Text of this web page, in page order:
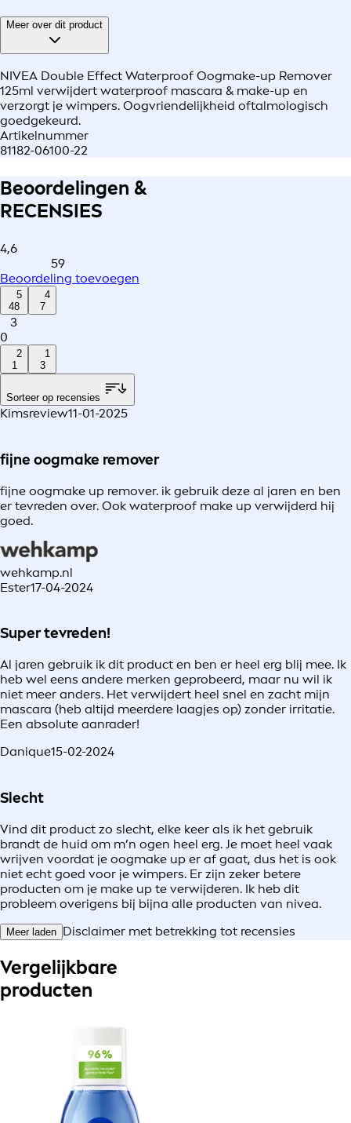
Meer over dit product
NIVEA Double Effect Waterproof Oogmake-up Remover
125ml verwijdert waterproof mascara & make-up en
verzorgt je wimpers. Oogvriendelijkheid oftalmologisch
goedgekeurd.
Artikelnummer
81182-06100-22
Beoordelingen &
RECENSIES
4,6
59
Beoordeling toevoegen
5
48
4
7
3
0
2
1
1
3
Sorteer op recensies
Kimsreview11-01-2025
fijne oogmake remover
fijne oogmake up remover. ik gebruik deze al jaren en ben
er tevreden over. Ook waterproof make up verwijderd hij
goed.
wehkamp.nl
Ester17-04-2024
Super tevreden!
Al jaren gebruik ik dit product en ben er heel erg blij mee. Ik
heb wel eens andere merken geprobeerd, maar nu wil ik
niet meer anders. Het verwijdert heel snel en zacht mijn
mascara (heb altijd meerdere laagjes op) zonder irritatie.
Een absolute aanrader!
Danique15-02-2024
Slecht
Vind dit product zo slecht, elke keer als ik het gebruik
brandt de huid om m’n ogen heel erg. Je moet heel vaak
wrijven voordat je oogmake up er af gaat, dus het is ook
niet echt goed voor je wimpers. Er zijn zeker betere
producten om je make up te verwijderen. Ik heb dit
probleem overigens bij bijna alle producten van nivea.
Meer laden Disclaimer met betrekking tot recensies
Vergelijkbare
producten